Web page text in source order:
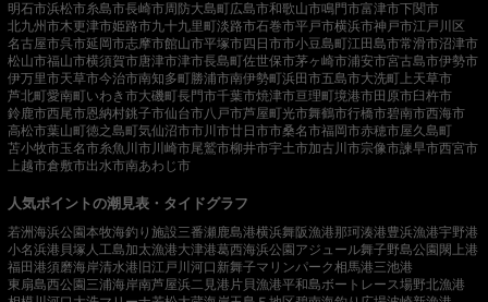
明石市浜松市糸島市長崎市周防大島町広島市和歌山市鳴門市富津市下関市
北九州市木更津市姫路市九十九里町淡路市石巻市平戸市横浜市神戸市江戸川区
名古屋市呉市延岡市志摩市館山市平塚市四日市市小豆島町江田島市常滑市沼津市
松山市福山市横須賀市唐津市津市長島町佐世保市茅ヶ崎市浦安市宮古島市伊勢市
伊万里市天草市今治市南知多町勝浦市南伊勢町浜田市五島市大洗町 上天草市
芦北町愛南町いわき市大磯町長門市千葉市焼津市亘理町境港市田原市臼杵市
鈴鹿市西尾市恩納村銚子市仙台市八戸市芦屋町光市舞鶴市行橋市碧南市西海市
高松市葉山町徳之島町気仙沼市市川市廿日市市桑名市福岡市赤穂市屋久島町
苫小牧市玉名市糸魚川市川崎市尾鷲市柳井市宇土市加古川市宗像市諫早市西宮市
上越市倉敷市出水市南あわじ市
人気ポイントの潮見表・タイドグラフ
若洲海浜公園本牧海釣り施設三番瀬鹿島港横浜舞阪漁港那珂湊港豊浜漁港宇野港
小名浜港 貝塚人工島加太漁港大津港葛西海浜公園 アジュール舞子野島公園 閖上港
福田港須磨海岸清水港 旧江戸川河口 新舞子マリンパーク相馬港三池港
東扇島西公園 三浦海岸南芦屋浜二見港 片貝漁港平和島ボートレース場野北漁港